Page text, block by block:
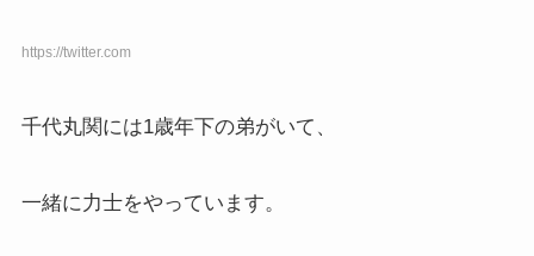
https://twitter.com
千代丸関には1歳年下の弟がいて、
一緒に力士をやっています。